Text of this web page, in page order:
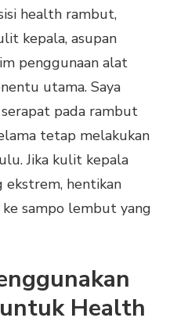
health rambut,
kepala, asupan
penggunaan alat
utama. Saya
pada rambut
tetap melakukan
Jika kulit kepala
ekstrem, hentikan
sampo lembut yang
Health